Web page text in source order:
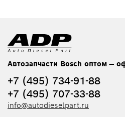
Автозапчасти Bosch оптом —
+7 (495) 734-91-88
+7 (495) 707-33-88
info@autodieselpart.ru